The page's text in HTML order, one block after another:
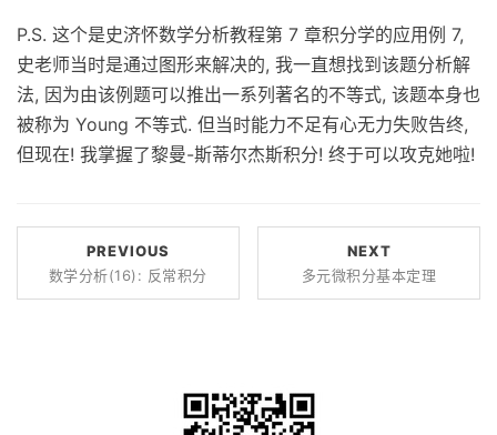
P.S. 这个是史济怀数学分析教程第 7 章积分学的应用例 7,
史老师当时是通过图形来解决的, 我一直想找到该题分析解
法, 因为由该例题可以推出一系列著名的不等式, 该题本身也
被称为 Young 不等式. 但当时能力不足有心无力失败告终,
但现在! 我掌握了黎曼-斯蒂尔杰斯积分! 终于可以攻克她啦!
PREVIOUS
数学分析(16): 反常积分
NEXT
多元微积分基本定理